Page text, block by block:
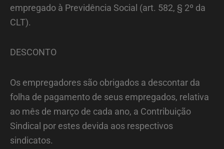
empregado à Previdência Social (art. 582, § 2º da
CLT).
DESCONTO
Os empregadores são obrigados a descontar da
folha de pagamento de seus empregados, relativa
ao mês de março de cada ano, a Contribuição
Sindical por estes devida aos respectivos
sindicatos.